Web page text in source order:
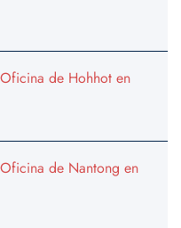
de Hohhot en
de Nantong en